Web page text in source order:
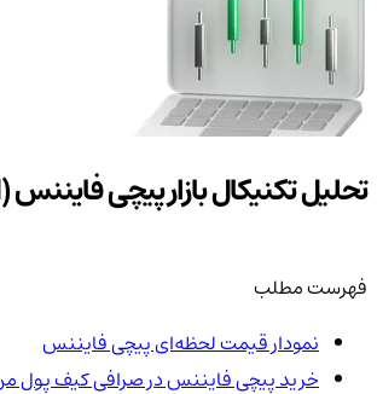
تحلیل تکنیکال بازار پیچی فایننس (PCH)
فهرست مطلب
نمودار قیمت لحظه‌ای پیچی فایننس
خرید پیچی فایننس در صرافی کیف پول من